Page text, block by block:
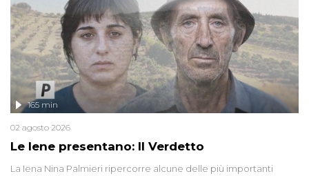
Le Iene presentano: Il Verdetto
165 min
02 agosto 2026
La Iena Nina Palmieri ripercorre alcune delle più importanti